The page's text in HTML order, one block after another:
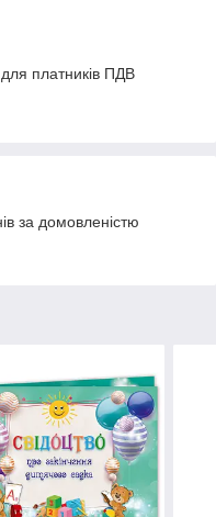
платників ПДВ
за домовленістю